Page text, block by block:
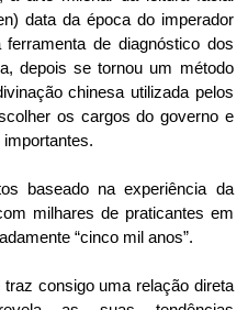
data da época do imperador
de diagnóstico dos
depois se tornou um método
chinesa utilizada pelos
os cargos do governo e
baseado na experiência da
milhares de praticantes em
“cinco mil anos”.
consigo uma relação direta